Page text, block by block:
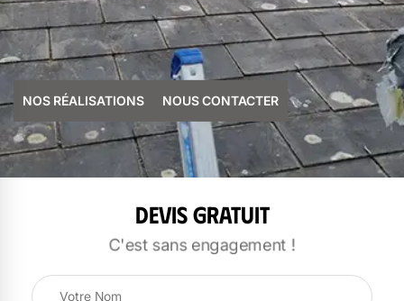
NOS RÉALISATIONS NOUS CONTACTER
Devis gratuit
C'est sans engagement !